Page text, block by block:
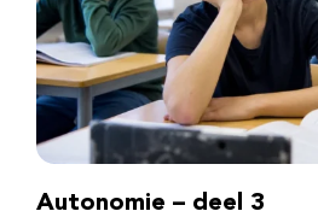
Autonomie – deel 3